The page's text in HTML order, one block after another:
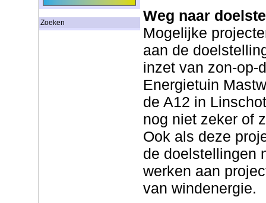
Zoeken
Weg naar
Mogelijke
aan de
inzet van zon-op-
Energietuin
de A12 in
nog niet zeker of
Ook als deze
de doelstellingen
werken aan
van windenergie.